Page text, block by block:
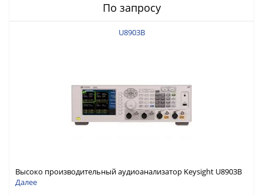
По запросу
U8903B
Высоко производительный аудиоанализатор Keysight U8903B
Далее